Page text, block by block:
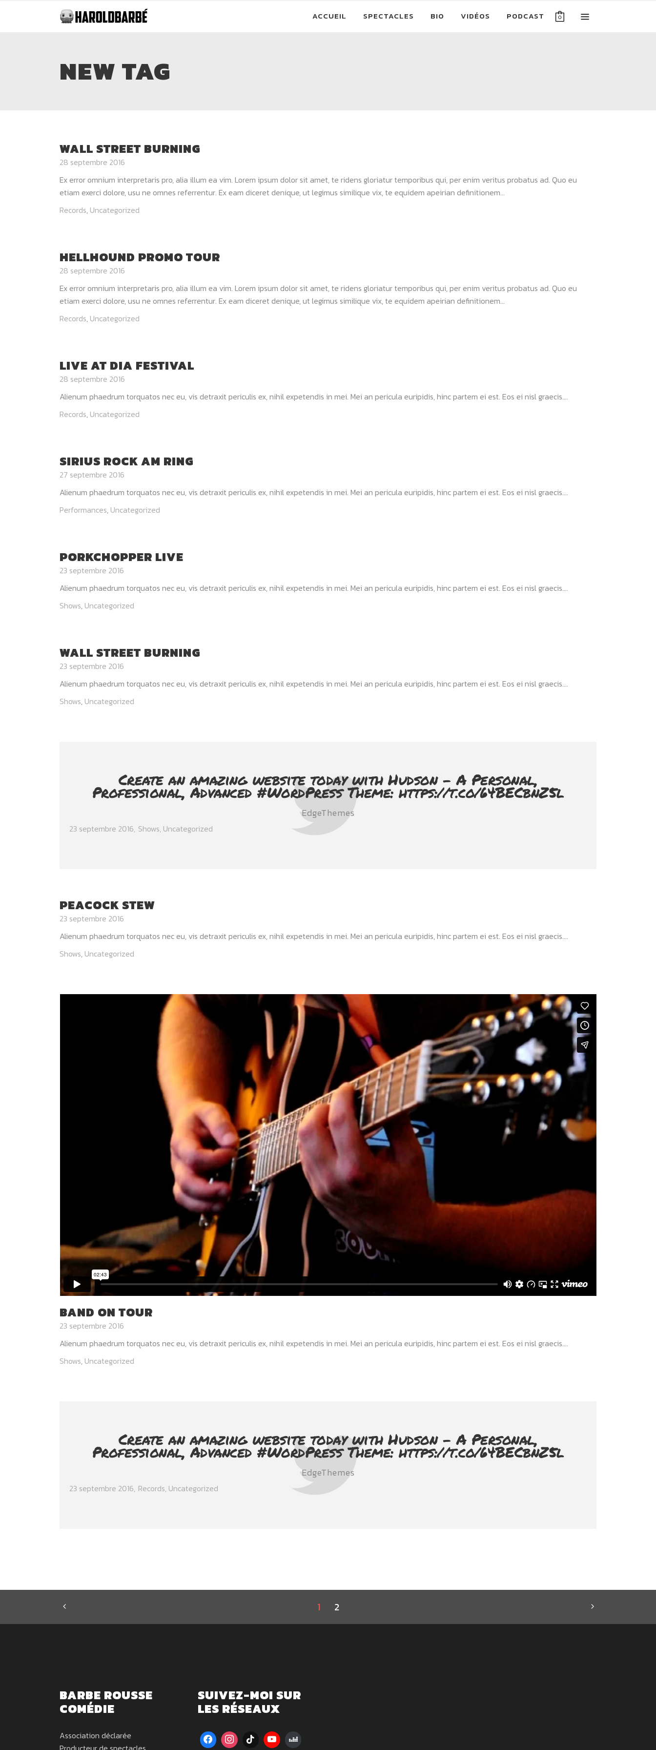
ACCUEIL SPECTACLES BIO VIDÉOS PODCAST 0
NEW TAG
WALL STREET BURNING
28 septembre 2016
Ex error omnium interpretaris pro, alia illum ea vim. Lorem ipsum dolor sit amet, te ridens gloriatur temporibus qui, per enim veritus probatus ad. Quo eu
etiam exerci dolore, usu ne omnes referrentur. Ex eam diceret denique, ut legimus similique vix, te equidem apeirian definitionem...
Records, Uncategorized
HELLHOUND PROMO TOUR
28 septembre 2016
Ex error omnium interpretaris pro, alia illum ea vim. Lorem ipsum dolor sit amet, te ridens gloriatur temporibus qui, per enim veritus probatus ad. Quo eu
etiam exerci dolore, usu ne omnes referrentur. Ex eam diceret denique, ut legimus similique vix, te equidem apeirian definitionem...
Records, Uncategorized
LIVE AT DIA FESTIVAL
28 septembre 2016
Alienum phaedrum torquatos nec eu, vis detraxit periculis ex, nihil expetendis in mei. Mei an pericula euripidis, hinc partem ei est. Eos ei nisl graecis....
Records, Uncategorized
SIRIUS ROCK AM RING
27 septembre 2016
Alienum phaedrum torquatos nec eu, vis detraxit periculis ex, nihil expetendis in mei. Mei an pericula euripidis, hinc partem ei est. Eos ei nisl graecis....
Performances, Uncategorized
PORKCHOPPER LIVE
23 septembre 2016
Alienum phaedrum torquatos nec eu, vis detraxit periculis ex, nihil expetendis in mei. Mei an pericula euripidis, hinc partem ei est. Eos ei nisl graecis....
Shows, Uncategorized
WALL STREET BURNING
23 septembre 2016
Alienum phaedrum torquatos nec eu, vis detraxit periculis ex, nihil expetendis in mei. Mei an pericula euripidis, hinc partem ei est. Eos ei nisl graecis....
Shows, Uncategorized
Create an amazing website today with Hudson - A Personal,
Professional, Advanced #WordPress Theme: https://t.co/64BECbnZ5l
EdgeThemes
23 septembre 2016 Shows, Uncategorized
PEACOCK STEW
23 septembre 2016
Alienum phaedrum torquatos nec eu, vis detraxit periculis ex, nihil expetendis in mei. Mei an pericula euripidis, hinc partem ei est. Eos ei nisl graecis....
Shows, Uncategorized
BAND ON TOUR
23 septembre 2016
Alienum phaedrum torquatos nec eu, vis detraxit periculis ex, nihil expetendis in mei. Mei an pericula euripidis, hinc partem ei est. Eos ei nisl graecis....
Shows, Uncategorized
Create an amazing website today with Hudson - A Personal,
Professional, Advanced #WordPress Theme: https://t.co/64BECbnZ5l
EdgeThemes
23 septembre 2016 Records, Uncategorized
1 2
BARBE ROUSSE
COMÉDIE
Association déclarée
SUIVEZ-MOI SUR
LES RÉSEAUX